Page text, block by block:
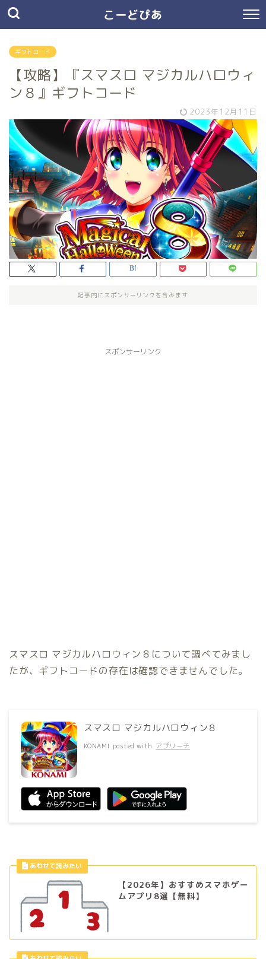
こーどぴあ
ギフトコード
【攻略】『スマスロ マジカルハロウィ
ン８』ギフトコード
2023年12月11日
記事内にスポンサーリンクを含みます
スポンサーリンク
スマスロ マジカルハロウィン８について調べてみまし
たが、ギフトコードの存在は確認できませんでした。
スマスロ マジカルハロウィン８
KONAMI posted with アプリーチ
【2026年】おすすめスマホゲー
ムアプリ8選【無料】